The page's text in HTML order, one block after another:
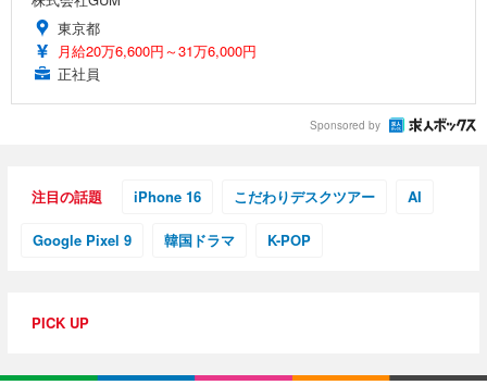
東京都
月給20万6,600円～31万6,000円
正社員
Sponsored by
注目の話題 iPhone 16 こだわりデスクツアー AI
Google Pixel 9 韓国ドラマ K-POP
PICK UP